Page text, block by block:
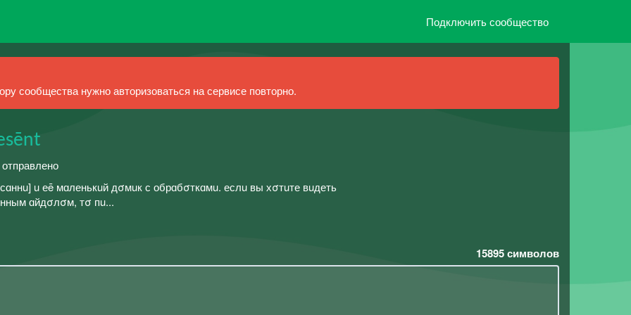
Подключить сообщество
сообщества нужно авторизоваться на сервисе повторно.
ㅤㅤ────ㅤ❘❙❘❚❙❚❘ㅤ[id686084535|сɑннu] u еē мɑленькuй дσмuк с обрɑбσткɑмu. еслu вы хσтuте вuдеть
ɑйдσлσм, тσ пu...
15895символов